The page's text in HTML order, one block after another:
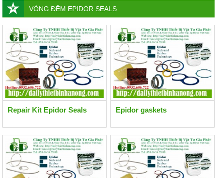
VÒNG ĐỆM EPIDOR SEALS
Repair Kit Epidor Seals Epidor gaskets